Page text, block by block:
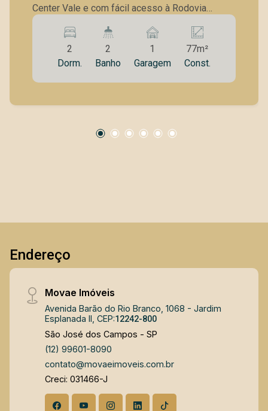
Center Vale e com fácil acesso à Rodovia
Presidente Dutra. A região conta com ampla
infraestrutura, estando próxima à Linha Verde,
CTA e diversas escolas, proporcionando
praticidade no dia a dia. O imóvel possui 77 m²
de área privativa, distribuídos em dois
ambiente reversível, ideal para escritório, home
conforme a necessidade. Os espaços são bem
imóvel. Apresenta acabamento de qualidade,
proporcionando aconchego e modernidade, e
porcelanato na cozinha, que também dispõe de
Camboriú oferece estrutura de lazer e
comodidade, incluindo piscina, salão de festas,
churrasqueira, elevador e bicicletário, atendendo
às necessidades de toda a família. Trata-se de
uma excelente oportunidade para quem busca
morar em uma região valorizada, com fácil
mobilidade e acesso a serviços essenciais,
além de contar com a flexibilidade de um
2
Dorm.
2
Banho
1
Garagem
77m²
Const.
Endereço
Movae Imóveis
Avenida Barão do Rio Branco, 1068 - Jardim
Esplanada II, CEP:12242-800
São José dos Campos - SP
(12) 99601-8090
contato@movaeimoveis.com.br
Creci: 031466-J